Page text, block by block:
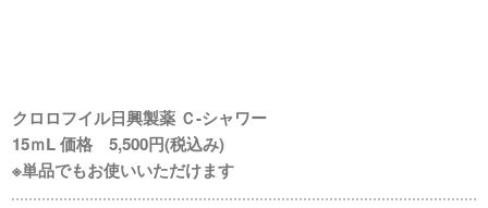
クロロフイル日興製薬 Ｃ-シャワー
15ｍL 価格 5,500円(税込み)
※単品でもお使いいただけます